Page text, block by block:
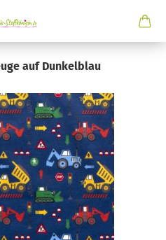
auf Dunkelblau